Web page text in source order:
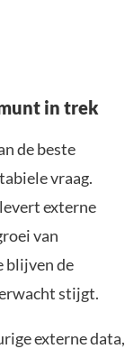
in trek
de beste
vraag.
externe
van
blijven de
stijgt.
externe data,